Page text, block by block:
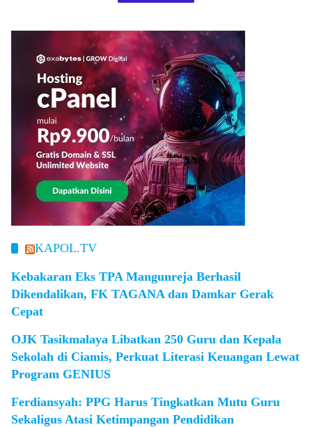
KAPOL.TV
Kebakaran Eks TPA Mangunreja Berhasil
Dikendalikan, FK TAGANA dan Damkar Gerak
Cepat
OJK Tasikmalaya Libatkan 250 Guru dan Kepala
Sekolah di Ciamis, Perkuat Literasi Keuangan Lewat
Program GENIUS
Ferdiansyah: PPG Harus Tingkatkan Mutu Guru
Sekaligus Atasi Ketimpangan Pendidikan